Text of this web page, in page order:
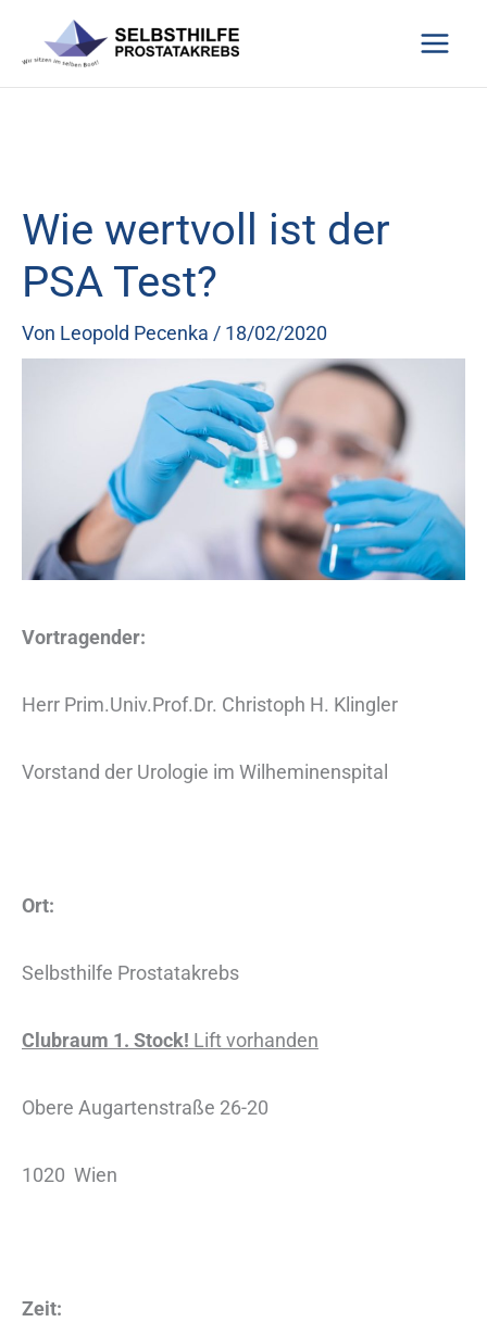
Inhalt
springen
Wie wertvoll ist der
PSA Test?
Von Leopold Pecenka / 18/02/2020
Vortragender:
Herr Prim.Univ.Prof.Dr. Christoph H. Klingler
Vorstand der Urologie im Wilheminenspital
Ort:
Selbsthilfe Prostatakrebs
Clubraum 1. Stock! Lift vorhanden
Obere Augartenstraße 26-20
1020 Wien
Zeit: